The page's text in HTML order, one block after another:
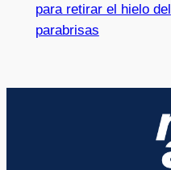
para retirar el hielo del
parabrisas